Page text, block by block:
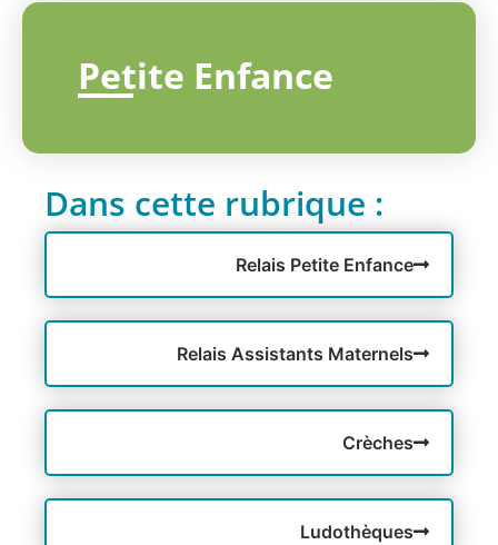
Petite Enfance
Dans cette rubrique :
Relais Petite Enfance
Relais Assistants Maternels
Crèches
Ludothèques